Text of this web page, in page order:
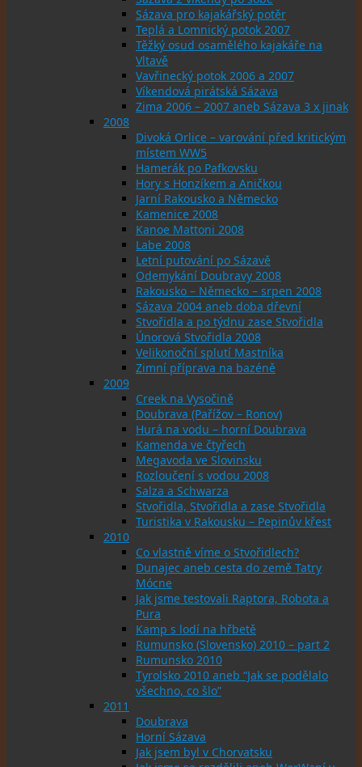
Sázava pro kajakářský potěr
Teplá a Lomnický potok 2007
Těžký osud osamělého kajakáře na
Vltavě
Vavřinecký potok 2006 a 2007
Víkendová pirátská Sázava
Zima 2006 – 2007 aneb Sázava 3 x jinak
2008
Divoká Orlice – varování před kritickým
místem WW5
Hamerák po Pafkovsku
Hory s Honzíkem a Aničkou
Jarní Rakousko a Německo
Kamenice 2008
Kanoe Mattoni 2008
Labe 2008
Letní putování po Sázavě
Odemykání Doubravy 2008
Rakousko – Německo – srpen 2008
Sázava 2004 aneb doba dřevní
Stvořidla a po týdnu zase Stvořidla
Únorová Stvořidla 2008
Velikonoční splutí Mastníka
Zimní příprava na bazéně
2009
Creek na Vysočině
Doubrava (Pařížov – Ronov)
Hurá na vodu – horní Doubrava
Kamenda ve čtyřech
Megavoda ve Slovinsku
Rozloučení s vodou 2008
Salza a Schwarza
Stvořidla, Stvořidla a zase Stvořidla
Turistika v Rakousku – Pepinův křest
2010
Co vlastně víme o Stvořidlech?
Dunajec aneb cesta do země Tatry
Mócne
Jak jsme testovali Raptora, Robota a
Pura
Kamp s lodí na hřbetě
Rumunsko (Slovensko) 2010 – part 2
Rumunsko 2010
Tyrolsko 2010 aneb “Jak se podělalo
všechno, co šlo”
2011
Doubrava
Horní Sázava
Jak jsem byl v Chorvatsku